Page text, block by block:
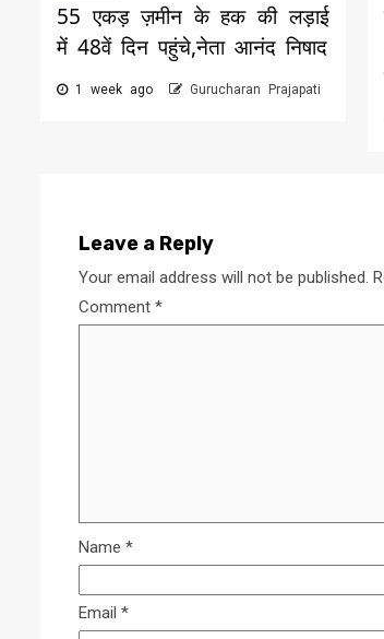
55 एकड़ ज़मीन के हक की लड़ाई
में 48वें दिन पहुंचे,नेता आनंद निषाद
1 week ago Gurucharan Prajapati
Leave a Reply
Your email address will not be published.
Comment *
Name *
Email *